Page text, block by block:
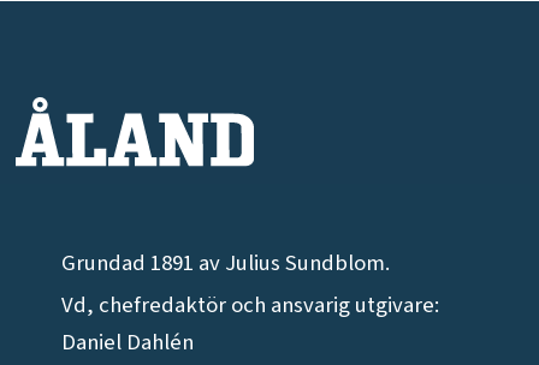
Grundad 1891 av Julius Sundblom.
Vd, chefredaktör och ansvarig utgivare:
Daniel Dahlén